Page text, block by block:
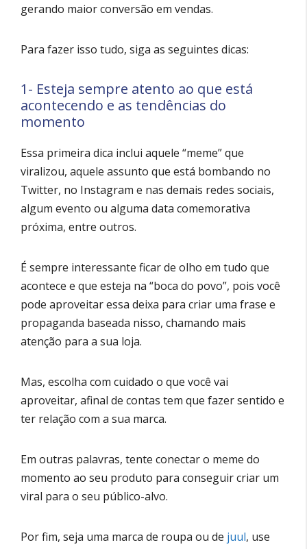
gerando maior conversão em vendas.
Para fazer isso tudo, siga as seguintes dicas:
1- Esteja sempre atento ao que está
acontecendo e as tendências do
momento
Essa primeira dica inclui aquele “meme” que
viralizou, aquele assunto que está bombando no
Twitter, no Instagram e nas demais redes sociais,
algum evento ou alguma data comemorativa
próxima, entre outros.
É sempre interessante ficar de olho em tudo que
acontece e que esteja na “boca do povo”, pois você
pode aproveitar essa deixa para criar uma frase e
propaganda baseada nisso, chamando mais
atenção para a sua loja.
Mas, escolha com cuidado o que você vai
aproveitar, afinal de contas tem que fazer sentido e
ter relação com a sua marca.
Em outras palavras, tente conectar o meme do
momento ao seu produto para conseguir criar um
viral para o seu público-alvo.
Por fim, seja uma marca de roupa ou de juul, use